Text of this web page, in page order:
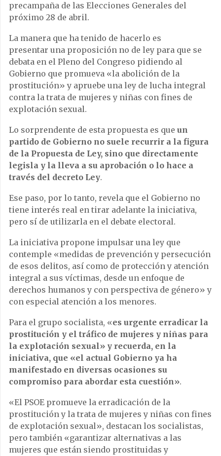
precampaña de las Elecciones Generales del
próximo 28 de abril.
La manera que ha tenido de hacerlo es
presentar una proposición no de ley para que se
debata en el Pleno del Congreso pidiendo al
Gobierno que promueva «la abolición de la
prostitución» y apruebe una ley de lucha integral
contra la trata de mujeres y niñas con fines de
explotación sexual.
Lo sorprendente de esta propuesta es que un
partido de Gobierno no suele recurrir a la figura
de la Propuesta de Ley, sino que directamente
legisla y la lleva a su aprobación o lo hace a
través del decreto Ley.
Ese paso, por lo tanto, revela que el Gobierno no
tiene interés real en tirar adelante la iniciativa,
pero sí de utilizarla en el debate electoral.
La iniciativa propone impulsar una ley que
contemple «medidas de prevención y persecución
de esos delitos, así como de protección y atención
integral a sus víctimas, desde un enfoque de
derechos humanos y con perspectiva de género» y
con especial atención a los menores.
Para el grupo socialista, «es urgente erradicar la
prostitución y el tráfico de mujeres y niñas para
la explotación sexual» y recuerda, en la
iniciativa, que «el actual Gobierno ya ha
manifestado en diversas ocasiones su
compromiso para abordar esta cuestión».
«El PSOE promueve la erradicación de la
prostitución y la trata de mujeres y niñas con fines
de explotación sexual», destacan los socialistas,
pero también «garantizar alternativas a las
mujeres que están siendo prostituidas y